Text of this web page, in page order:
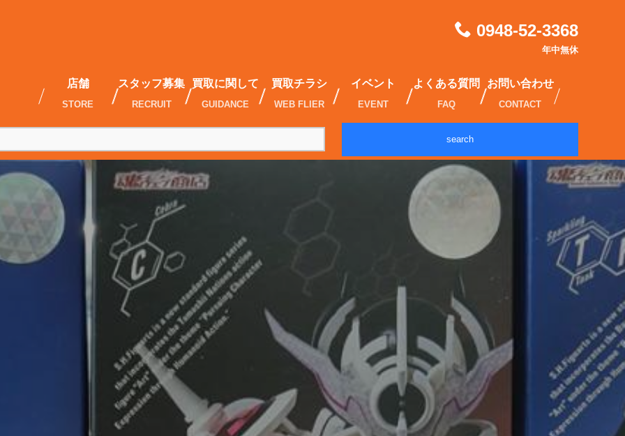
0948-52-3368
年中無休
店舗
STORE
スタッフ募集
RECRUIT
買取に関して
GUIDANCE
買取チラシ
WEB FLIER
イベント
EVENT
よくある質問
FAQ
お問い合わせ
CONTACT
search